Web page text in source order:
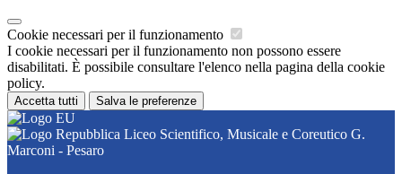
Cookie necessari per il funzionamento
I cookie necessari per il funzionamento non possono essere
disabilitati. È possibile consultare l'elenco nella pagina della cookie
policy.
Accetta tutti Salva le preferenze
Liceo Scientifico, Musicale e Coreutico G.
Marconi - Pesaro